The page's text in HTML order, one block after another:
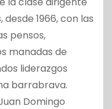
1966, con las
pensos,
manadas de
liderazgos
barrabrava.
Domingo